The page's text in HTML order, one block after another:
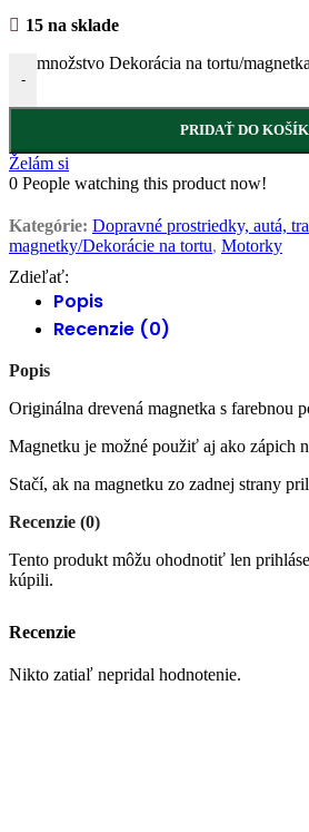
15 na sklade
-
množstvo Dekorácia na tortu/
PRIDAŤ DO
Želám si
0 People watching this product now!
Kategórie: Dopravné prostriedky, autá,
magnetky/Dekorácie na tortu, Motorky
Zdieľať:
Popis
Recenzie (0)
Popis
Originálna drevená magnetka s farebnou
Magnetku je možné použiť aj ako zápich
Stačí, ak na magnetku zo zadnej strany
Recenzie (0)
Recenzie
Nikto zatiaľ nepridal hodnotenie.
Tento produkt môžu ohodnotiť len
kúpili.